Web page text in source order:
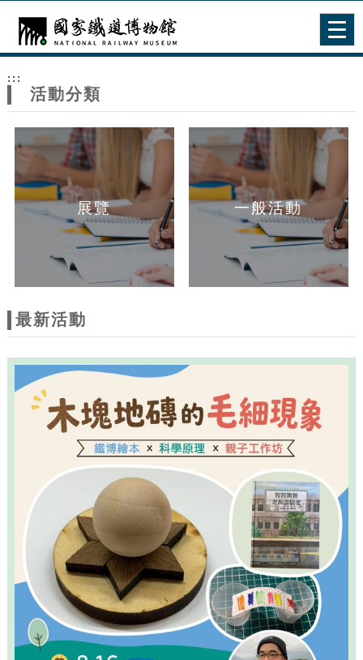
網
站
主
題
:::
活動分類
展覽 一般活動
最新活動